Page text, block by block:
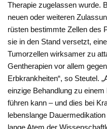
Therapie zugelassen wurde.
neuen oder weiteren
rüsten bestimmte Zellen des
sie in den Stand versetzt,
Tumorzellen wirksamer zu
Gentherapien vor allem
Erbkrankheiten“, so Steutel.
einzige Behandlung zu
führen kann – und dies bei
lebenslange